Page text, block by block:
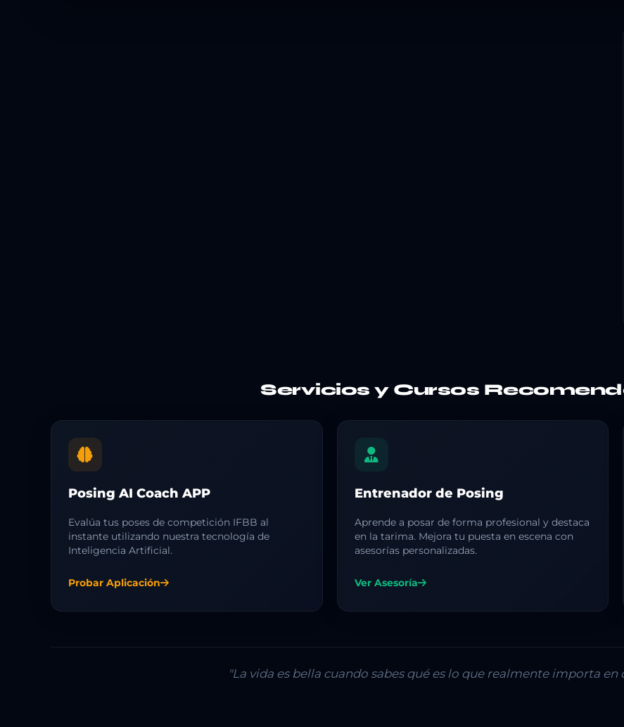
Servicios y Cursos
Posing AI Coach APP
Evalúa tus poses de competición IFBB al
instante utilizando nuestra tecnología de
Inteligencia Artificial.
Probar Aplicación
Entrenador de Posing
Aprende a posar de forma profesional y destaca
en la tarima. Mejora tu puesta en escena con
asesorías personalizadas.
Ver Asesoría
"La vida es bella cuando sabes qué es lo que realmente importa en